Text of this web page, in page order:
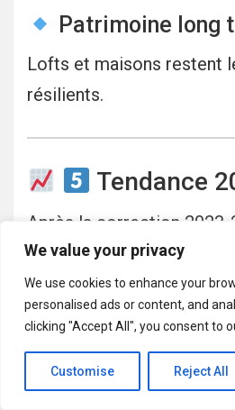
We value your privacy
We use cookies to enhance your
personalised ads or content, and
clicking "Accept All", you consent to
Customise Reject All
Patrimoine long
Lofts et maisons restent
résilients.
Tendance
Après la correction 2023-
Négociation possible 5
Demande toujours
qualitatifs